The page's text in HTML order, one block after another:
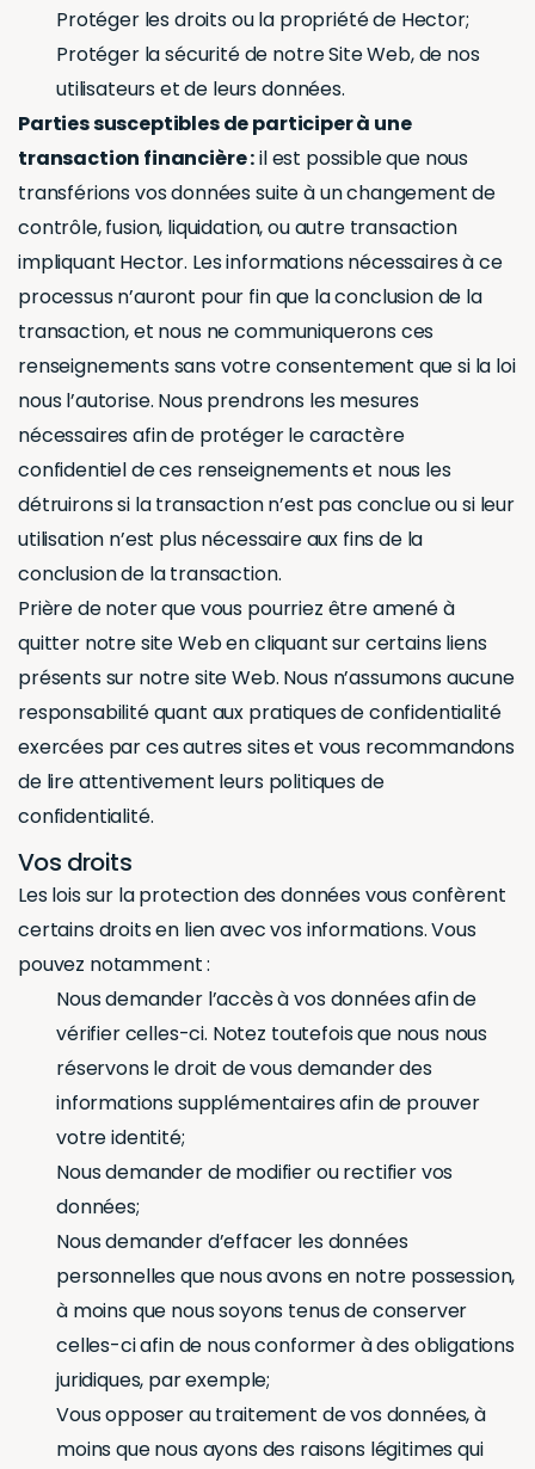
Protéger les droits ou la propriété de Hector;
Protéger la sécurité de notre Site Web, de nos
utilisateurs et de leurs données.
Parties susceptibles de participer à une
transaction financière :il est possible que nous
transférions vos données suite à un changement de
contrôle, fusion, liquidation, ou autre transaction
impliquant Hector. Les informations nécessaires à ce
processus n’auront pour fin que la conclusion de la
transaction, et nous ne communiquerons ces
renseignements sans votre consentement que si la loi
nous l’autorise. Nous prendrons les mesures
nécessaires afin de protéger le caractère
confidentiel de ces renseignements et nous les
détruirons si la transaction n’est pas conclue ou si leur
utilisation n’est plus nécessaire aux fins de la
conclusion de la transaction.
Prière de noter que vous pourriez être amené à
quitter notre site Web en cliquant sur certains liens
présents sur notre site Web. Nous n’assumons aucune
responsabilité quant aux pratiques de confidentialité
exercées par ces autres sites et vous recommandons
de lire attentivement leurs politiques de
confidentialité.
Vos droits
Les lois sur la protection des données vous confèrent
certains droits en lien avec vos informations. Vous
pouvez notamment :
Nous demander l’accès à vos données afin de
vérifier celles-ci. Notez toutefois que nous nous
réservons le droit de vous demander des
informations supplémentaires afin de prouver
votre identité;
Nous demander de modifier ou rectifier vos
données;
Nous demander d’effacer les données
personnelles que nous avons en notre possession,
à moins que nous soyons tenus de conserver
celles-ci afin de nous conformer à des obligations
juridiques, par exemple;
Vous opposer au traitement de vos données, à
moins que nous ayons des raisons légitimes qui